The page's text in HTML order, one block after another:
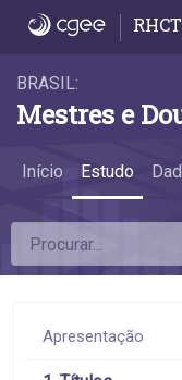
6.1
BRASIL:
Mestres e
Início Estudo
Apresentação